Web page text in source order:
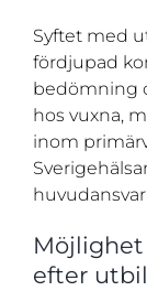
Syftet med
fördjupad
bedömning
hos vuxna,
inom
efter